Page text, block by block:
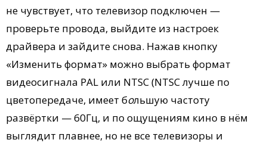
не чувствует, что телевизор подключен —
проверьте провода, выйдите из настроек
драйвера и зайдите снова. Нажав кнопку
«Изменить формат» можно выбрать формат
видеосигнала PAL или NTSC (NTSC лучше по
цветопередаче, имеет большую частоту
развёртки — 60Гц, и по ощущениям кино в нём
выглядит плавнее, но не все телевизоры и